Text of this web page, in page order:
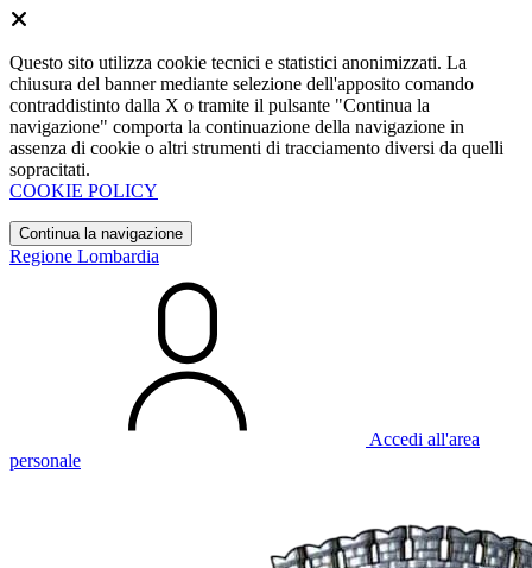
Questo sito utilizza cookie tecnici e statistici anonimizzati. La
chiusura del banner mediante selezione dell'apposito comando
contraddistinto dalla X o tramite il pulsante "Continua la
navigazione" comporta la continuazione della navigazione in
assenza di cookie o altri strumenti di tracciamento diversi da quelli
sopracitati.
COOKIE POLICY
Continua la navigazione
Regione Lombardia
Accedi all'area
personale